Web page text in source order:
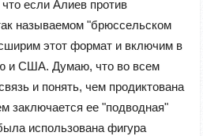
если Алиев против
называемом "брюссельском
этот формат и включим в
и США. Думаю, что во всем
и понять, чем продиктована
заключается ее "подводная"
использована фигура